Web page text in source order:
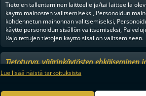
Tietojen tallentaminen laitteelle ja/tai laitteella
käyttö mainosten valitsemiseksi, Personoidun
kohdennetun mainonnan valitsemiseksi,
käyttö personoidun sisällön valitsemiseksi,
Rajoitettujen tietojen käyttö sisällön valitsemiseen.
Tietoturva, väärinkäytösten ehkäiseminen
Mainonnan ja sisällön tekninen jakelu,
Lue lisää näistä tarkoituksista